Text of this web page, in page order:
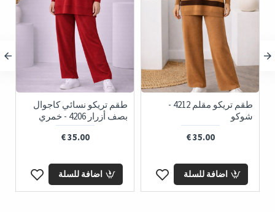
طقم تريكو مقلم 4212 -
شوكو
35.00 €
اضافة للسلة
طقم تريكو نسائي كاجوال
بصف أزرار 4206 - خمري
35.00 €
اضافة للسلة